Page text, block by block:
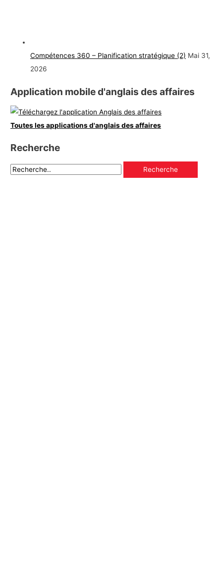
Compétences 360 – Planification stratégique (2) Mai 31,
2026
Application mobile d'anglais des affaires
Toutes les applications d'anglais des affaires
Recherche